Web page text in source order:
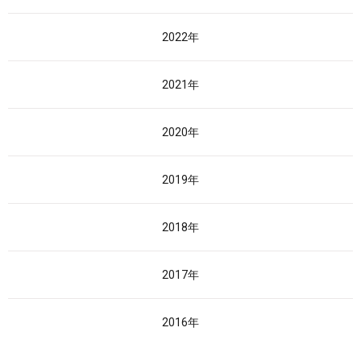
2022年
2021年
2020年
2019年
2018年
2017年
2016年